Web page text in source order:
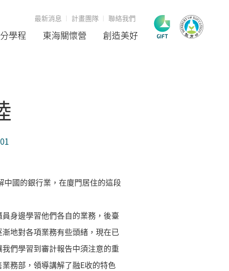
學程 東海關懷營 創造美好
最新消息 計畫團隊 聯絡我們
國的銀行業，在廈門居住的這段
身邊學習他們各自的業務，後臺
地對各項業務有些頭緒，現在已
們學習到審計報告中須注意的重
務部，領導講解了融E收的特色